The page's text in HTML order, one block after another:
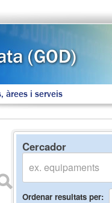
àrees i serveis
Cercador
Ordenar resultats per